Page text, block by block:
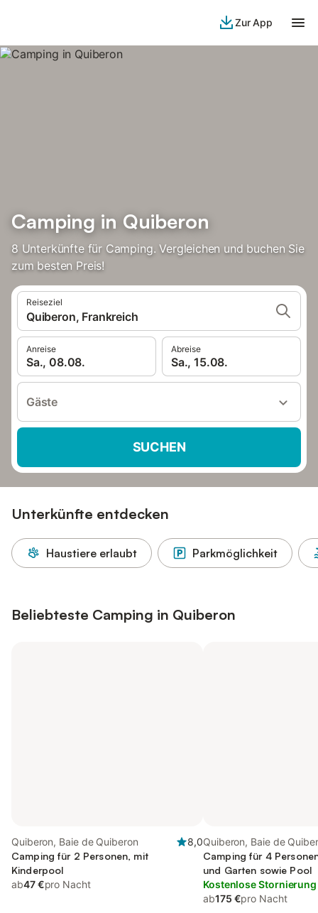
Zur App
Camping in Quiberon
8 Unterkünfte für Camping. Vergleichen und buchen Sie
zum besten Preis!
Reiseziel
Quiberon, Frankreich
Anreise
Sa., 08.08.
Abreise
Sa., 15.08.
Gäste
SUCHEN
Unterkünfte entdecken
Haustiere erlaubt Parkmöglichkeit
Beliebteste Camping in Quiberon
Quiberon, Baie de Quiberon
8,0
Camping für 2 Personen, mit
Kinderpool
ab47 €pro Nacht
Quiberon, Baie de
Camping für 4
und Garten sowie Pool
Kostenlose Stornierung
ab175 €pro Nacht